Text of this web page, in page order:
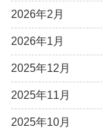
2026年2月
2026年1月
2025年12月
2025年11月
2025年10月